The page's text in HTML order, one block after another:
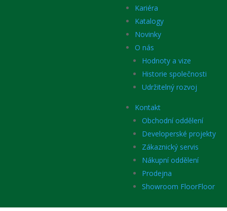
Kariéra
Katalogy
Novinky
O nás
Hodnoty a vize
Historie společnosti
Udržitelný rozvoj
Kontakt
Obchodní oddělení
Developerské projekty
Zákaznický servis
Nákupní oddělení
Prodejna
Showroom FloorFloor